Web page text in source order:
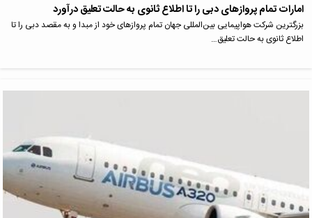
امارات تمام پروازهای دبی را تا اطلاع ثانوی به حالت تعلیق درآورد
بزرگترین شرکت هواپیمایی بین‌المللی جهان تمام پروازهای خود از مبدا و به مقصد دبی را تا
اطلاع ثانوی به حالت تعلیق…